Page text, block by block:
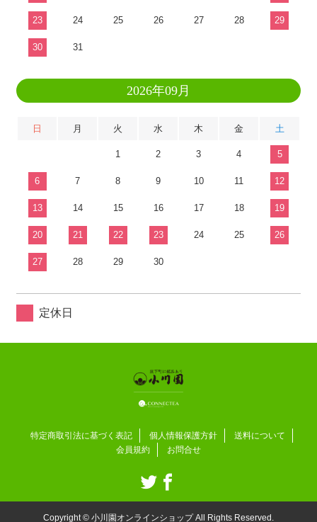
23 24 25 26 27 28 29
30 31
2026年09月
日 月 火 水 木 金 土
1 2 3 4 5
6 7 8 9 10 11 12
13 14 15 16 17 18 19
20 21 22 23 24 25 26
27 28 29 30
定休日
特定商取引法に基づく表記 個人情報保護方針
送料について
会員規約
お問合せ
Copyright © 小川園オンラインショップ All Rights Reserved.